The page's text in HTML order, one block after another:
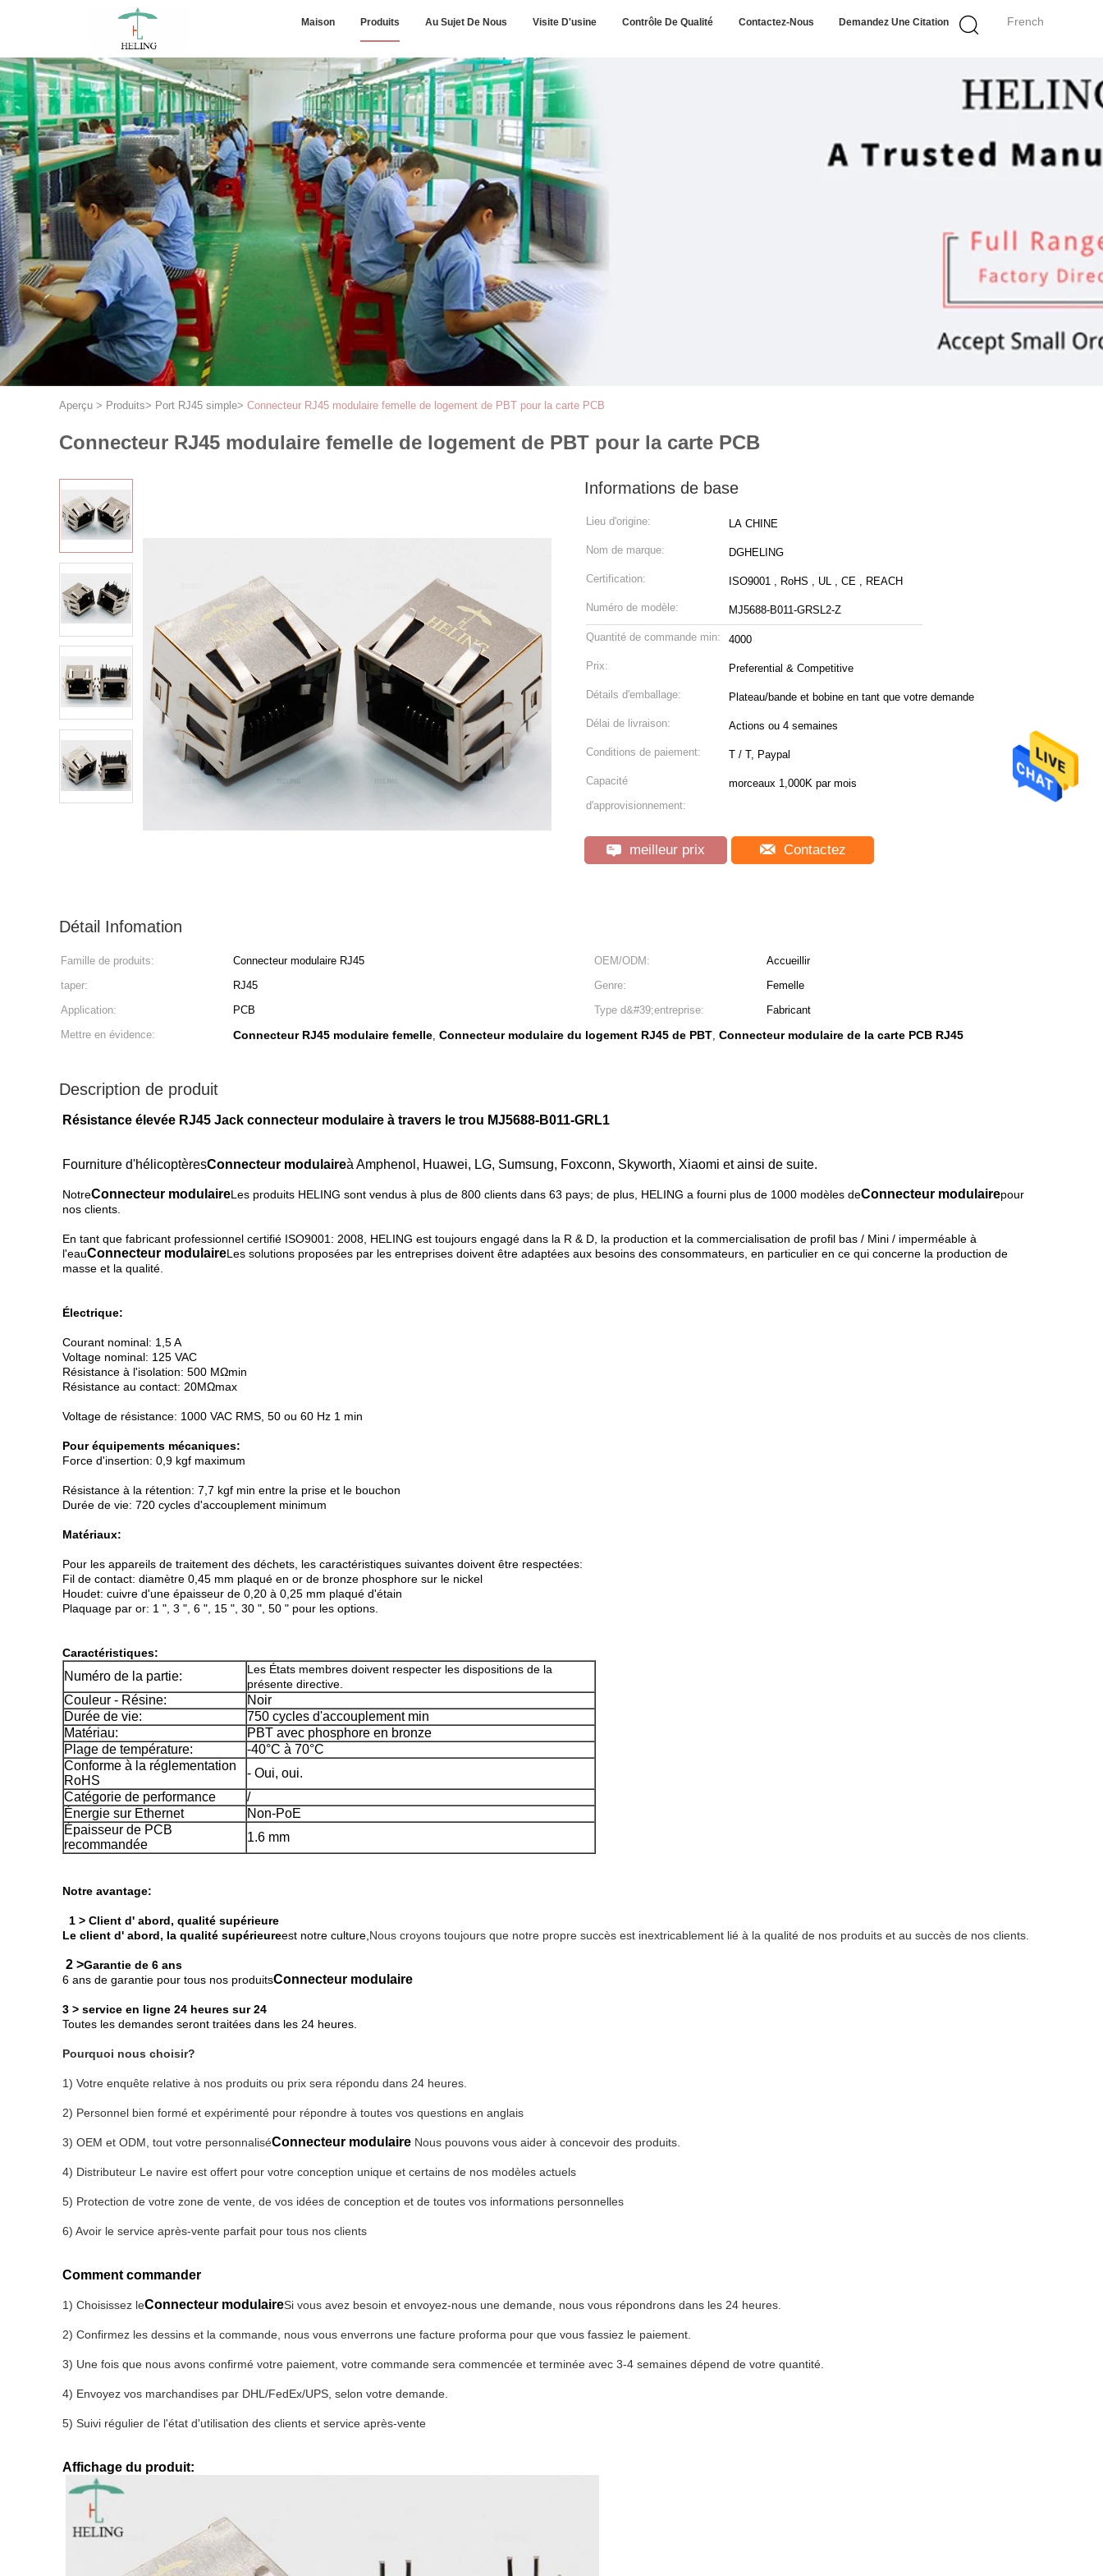
French
Maison Produits Au Sujet De Nous Visite D'usine Contrôle De Qualité Contactez-Nous Demandez Une Citation
Aperçu > Produits> Port RJ45 simple> Connecteur RJ45 modulaire femelle de logement de PBT pour la carte PCB
Connecteur RJ45 modulaire femelle de logement de PBT pour la carte PCB
Informations de base
Lieu d'origine: LA CHINE
Nom de marque: DGHELING
Certification: ISO9001 , RoHS , UL , CE , REACH
Numéro de modèle: MJ5688-B011-GRSL2-Z
Quantité de commande min: 4000
Prix: Preferential & Competitive
Détails d'emballage: Plateau/bande et bobine en tant que votre demande
Délai de livraison: Actions ou 4 semaines
Conditions de paiement: T / T, Paypal
Capacité
d'approvisionnement:
morceaux 1,000K par mois
meilleur prix Contactez
Détail Infomation
Famille de produits: Connecteur modulaire RJ45 OEM/ODM:
Accueillir
taper:
RJ45 Genre:
Femelle
Application:
PCB Type d&#39;entreprise:
Fabricant
Mettre en évidence:
Connecteur RJ45 modulaire femelle, Connecteur modulaire du logement RJ45 de PBT, Connecteur modulaire de la carte PCB RJ45
Description de produit
Résistance élevée RJ45 Jack connecteur modulaire à travers le trou MJ5688-B011-GRL1
Fourniture d'hélicoptèresConnecteur modulaireà Amphenol, Huawei, LG, Sumsung, Foxconn, Skyworth, Xiaomi et ainsi de suite.
NotreConnecteur modulaireLes produits HELING sont vendus à plus de 800 clients dans 63 pays; de plus, HELING a fourni plus de 1000 modèles deConnecteur modulairepour
nos clients.
En tant que fabricant professionnel certifié ISO9001: 2008, HELING est toujours engagé dans la R & D, la production et la commercialisation de profil bas / Mini / imperméable à
l'eauConnecteur modulaireLes solutions proposées par les entreprises doivent être adaptées aux besoins des consommateurs, en particulier en ce qui concerne la production de
masse et la qualité.
Électrique:
Courant nominal: 1,5 A
Voltage nominal: 125 VAC
Résistance à l'isolation: 500 MΩmin
Résistance au contact: 20MΩmax
Voltage de résistance: 1000 VAC RMS, 50 ou 60 Hz 1 min
Pour équipements mécaniques:
Force d'insertion: 0,9 kgf maximum
Résistance à la rétention: 7,7 kgf min entre la prise et le bouchon
Durée de vie: 720 cycles d'accouplement minimum
Matériaux:
Pour les appareils de traitement des déchets, les caractéristiques suivantes doivent être respectées:
Fil de contact: diamètre 0,45 mm plaqué en or de bronze phosphore sur le nickel
Houdet: cuivre d'une épaisseur de 0,20 à 0,25 mm plaqué d'étain
Plaquage par or: 1 ", 3 ", 6 ", 15 ", 30 ", 50 " pour les options.
Caractéristiques:
Numéro de la partie:
Les États membres doivent respecter les dispositions de la
présente directive.
Couleur - Résine:
Noir
Durée de vie:
750 cycles d'accouplement min
Matériau:
PBT avec phosphore en bronze
Plage de température:
-40°C à 70°C
Conforme à la réglementation
RoHS
- Oui, oui.
Catégorie de performance
/
Énergie sur Ethernet
Non-PoE
Épaisseur de PCB
recommandée
1.6 mm
Notre avantage:
1 > Client d' abord, qualité supérieure
Le client d' abord, la qualité supérieureest notre culture, Nous croyons toujours que notre propre succès est inextricablement lié à la qualité de nos produits et au succès de nos clients.
2 >Garantie de 6 ans
6 ans de garantie pour tous nos produitsConnecteur modulaire
3 > service en ligne 24 heures sur 24
Toutes les demandes seront traitées dans les 24 heures.
Pourquoi nous choisir?
1) Votre enquête relative à nos produits ou prix sera répondu dans 24 heures.
2) Personnel bien formé et expérimenté pour répondre à toutes vos questions en anglais
3) OEM et ODM, tout votre personnaliséConnecteur modulaire Nous pouvons vous aider à concevoir des produits.
4) Distributeur Le navire est offert pour votre conception unique et certains de nos modèles actuels
5) Protection de votre zone de vente, de vos idées de conception et de toutes vos informations personnelles
6) Avoir le service après-vente parfait pour tous nos clients
Comment commander
1) Choisissez leConnecteur modulaireSi vous avez besoin et envoyez-nous une demande, nous vous répondrons dans les 24 heures.
2) Confirmez les dessins et la commande, nous vous enverrons une facture proforma pour que vous fassiez le paiement.
3) Une fois que nous avons confirmé votre paiement, votre commande sera commencée et terminée avec 3-4 semaines dépend de votre quantité.
4) Envoyez vos marchandises par DHL/FedEx/UPS, selon votre demande.
5) Suivi régulier de l'état d'utilisation des clients et service après-vente
Affichage du produit: